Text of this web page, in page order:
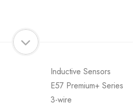
Inductive Sensors
E57 Premium+ Series
3-wire